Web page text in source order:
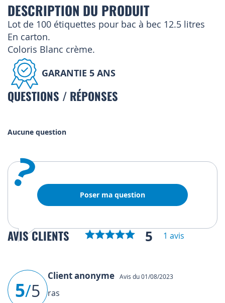
DESCRIPTION DU PRODUIT
Lot de 100 étiquettes pour bac à bec 12.5 litres
En carton.
Coloris Blanc crème.
GARANTIE 5 ANS
QUESTIONS / RÉPONSES
Aucune question
? Poser ma question
AVIS CLIENTS 5 1 avis
5/5
Client anonyme Avis du 01/08/2023
ras